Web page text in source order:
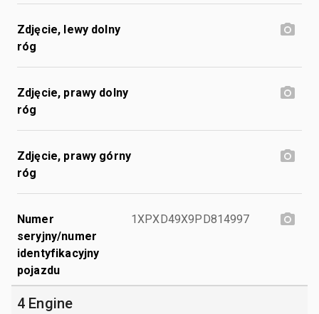
Zdjęcie, lewy dolny
róg
Zdjęcie, prawy dolny
róg
Zdjęcie, prawy górny
róg
Numer
seryjny/numer
identyfikacyjny
pojazdu
1XPXD49X9PD814997
4 Engine